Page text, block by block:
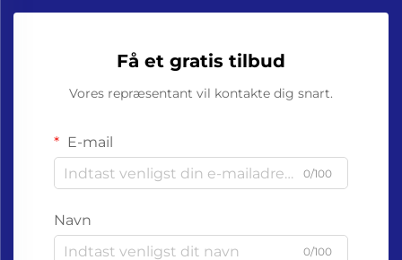
Få et gratis tilbud
Vores repræsentant vil kontakte dig snart.
E-mail
0/100
Navn
0/100